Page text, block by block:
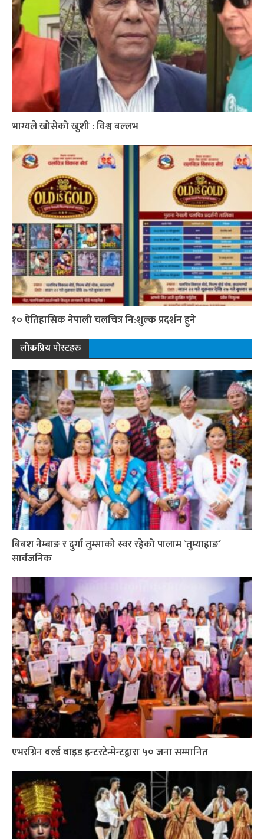
भाग्यले खोसेको खुशी : विश्व बल्लभ
१० ऐतिहासिक नेपाली चलचित्र नि:शुल्क प्रदर्शन हुने
लोकप्रिय पोस्टहरु
बिबश नेम्बाङ र दुर्गा तुम्साको स्वर रहेको पालाम `तुम्याहाङ´
सार्वजनिक
एभरग्रिन वर्ल्ड वाइड इन्टरटेन्मेन्टद्वारा ५० जना सम्मानित